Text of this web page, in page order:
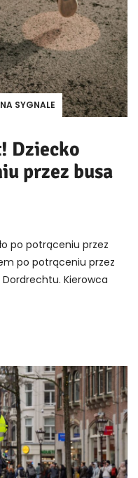
NA SYGNALE
Dziecko
przez busa
po potrąceniu przez
po potrąceniu przez
Kierowca